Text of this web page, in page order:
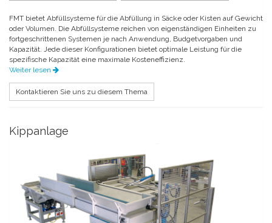
FMT bietet Abfüllsysteme für die Abfüllung in Säcke oder Kisten auf Gewicht
oder Volumen. Die Abfüllsysteme reichen von eigenständigen Einheiten zu
fortgeschrittenen Systemen je nach Anwendung, Budgetvorgaben und
Kapazität. Jede dieser Konfigurationen bietet optimale Leistung für die
spezifische Kapazität eine maximale Kosteneffizienz.
Weiter lesen
Kontaktieren Sie uns zu diesem Thema
Kippanlage